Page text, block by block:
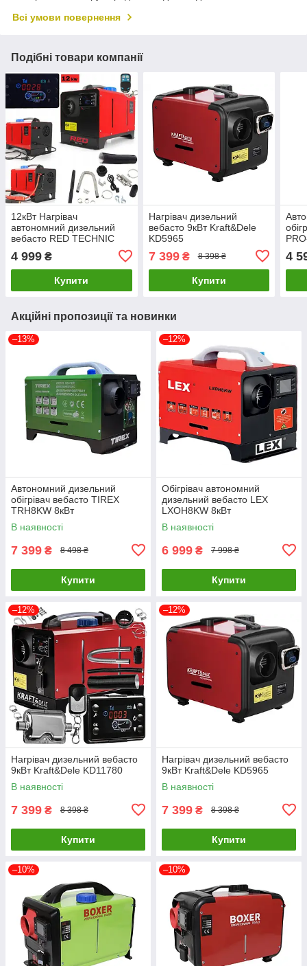
Всі умови повернення
Подібні товари компанії
12кВт Нагрівач
автономний дизельний
вебасто RED TECHNIC
4 999 ₴
Купити
Нагрівач дизельний
вебасто 9кВт Kraft&Dele
KD5965
7 399₴ 8 398 ₴
Купити
4
Акційні пропозиції та новинки
–13%
Автономний дизельний
обігрівач вебасто TIREX
TRH8KW 8кВт
В наявності
7 399 ₴ 8 498 ₴
Купити
–12%
Обігрівач автономний
дизельний вебасто LEX
LXOH8KW 8кВт
В наявності
6 999 ₴ 7 998 ₴
Купити
–12%
Нагрівач дизельний вебасто
9кВт Kraft&Dele KD11780
В наявності
7 399 ₴ 8 398 ₴
Купити
–12%
Нагрівач дизельний вебасто
9кВт Kraft&Dele KD5965
В наявності
7 399 ₴ 8 398 ₴
Купити
–10% –10%